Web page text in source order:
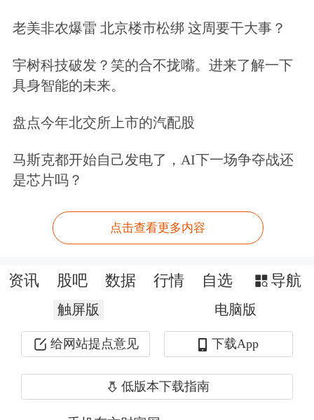
地部署大模型，最终推动各行各业应用
纯文本模型的市场会越变越小，多模态
判断，文心大模型4.5 Turbo和X1 Turbo
样超级能干的基础模型，我们就可以打
造出超级有用、超级有趣的AI应用
来。”李彦宏表示。
百度“押宝”多模态应用
老美非农爆雷 北京楼市松绑 这周要干大事？
宇树科技破发？笑的合不拢嘴。进来了解一下
具身智能的未来。
盘点今年北交所上市的汽配股
马斯克都开始自己发电了，AI下一场争夺战还
是芯片吗？
点击查看更多内容
资讯 股吧 数据 行情 自选 导航
触屏版 电脑版
给网站提点意见 下载App
低版本下载指南